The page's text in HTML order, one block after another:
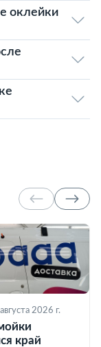
оклейки
2026 г.
край